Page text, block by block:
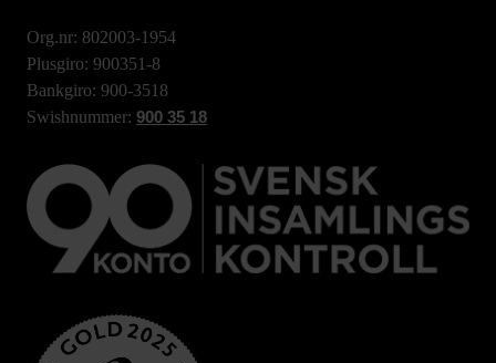
Org.nr: 802003-1954
Plusgiro: 900351-8
Bankgiro: 900-3518
Swishnummer: 900 35 18